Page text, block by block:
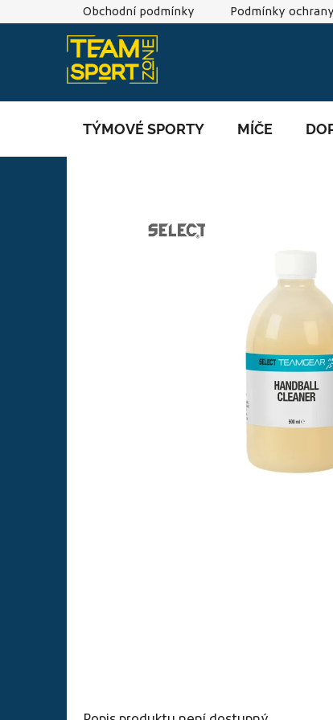
na
Obchodní podmínky Podmínky
TÝMOVÉ SPORTY MÍČE